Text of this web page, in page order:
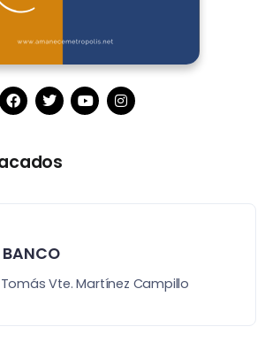
BANCO
Tomás Vte. Martínez Campillo